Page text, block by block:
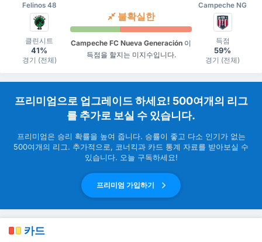
Felinos 48 Campeche NG
클린시트
41%
경기 (전체)
불확실한
Campeche FC Nueva Generación 이
득점을 할지는 미지수입니다.
득점
59%
경기 (전체)
프리미엄으로 업그레이드 하세요! 500여개의 리그
를 추가로 보실 수 있습니다.
프리미엄은 승리 확률을 높여 줍니다. 승률이 좋고 다소 인기가 없는
500여개의 리그. 추가적으로, 코너킥과 카드 통계 자료를 받아보실 수
있습니다. 오늘 구독하세요!
프리미엄 가입하기
카드